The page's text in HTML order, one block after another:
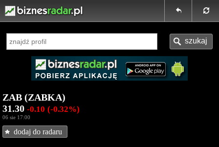
ZAB (ZABKA)
31.30 -0.10 (-0.32%)
06 sie 17:00
dodaj do radaru